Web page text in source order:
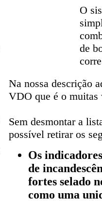
O
de
Na nossa descrição
VDO que é o muitas
Sem desmontar a
possível retirar os
Os
de
fortes selado
como uma